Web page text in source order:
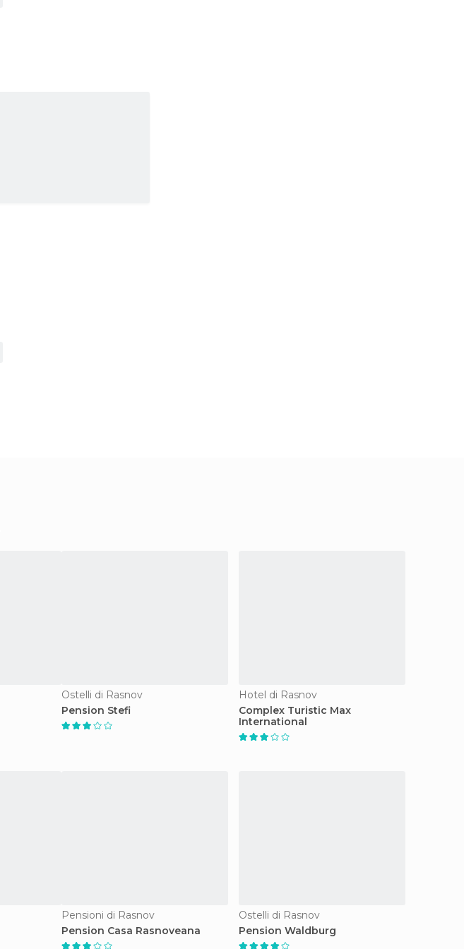
Ostelli di Rasnov
Pension Stefi
Hotel di Rasnov
Complex Turistic Max
International
Pensioni di Rasnov
Pension Casa Rasnoveana
Ostelli di Rasnov
Pension Waldburg